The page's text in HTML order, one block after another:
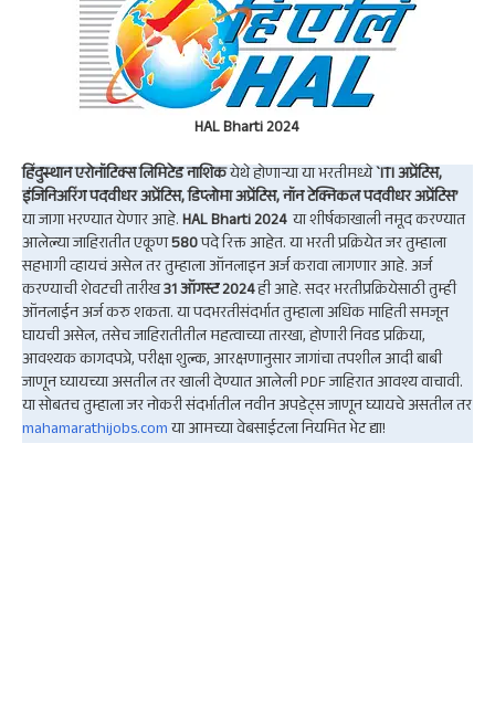
HAL Bharti 2024
हिंदुस्थान एरोनॉटिक्स लिमिटेड नाशिकयेथे होणाऱ्या या भरतीमध्ये`ITI अप्रेंटिस,
इंजिनिअरिंग पदवीधर अप्रेंटिस, डिप्लोमा अप्रेंटिस, नॉन टेक्निकल पदवीधर अप्रेंटिस’
या जागा भरण्यात येणार आहे.HAL Bharti 2024 या शीर्षकाखाली नमूद करण्यात
आलेल्या जाहिरातीत एकूण580पदे रिक्त आहेत. या भरती प्रक्रियेत जर तुम्हाला
सहभागी व्हायचं असेल तर तुम्हाला ऑनलाइन अर्ज करावा लागणार आहे. अर्ज
करण्याची शेवटची तारीख31 ऑगस्ट 2024ही आहे. सदर भरतीप्रक्रियेसाठी तुम्ही
ऑनलाईन अर्ज करु शकता. या पदभरतीसंदर्भात तुम्हाला अधिक माहिती समजून
घायची असेल, तसेच जाहिरातीतील महत्वाच्या तारखा, होणारी निवड प्रक्रिया,
आवश्यक कागदपत्रे, परीक्षा शुल्क, आरक्षणानुसार जागांचा तपशील आदी बाबी
जाणून घ्यायच्या असतील तर खाली देण्यात आलेली PDF जाहिरात आवश्य वाचावी.
या सोबतच तुम्हाला जर नोकरी संदर्भातील नवीन अपडेट्स जाणून घ्यायचे असतील तर
mahamarathijobs.comया आमच्या वेबसाईटला नियमित भेट द्या!